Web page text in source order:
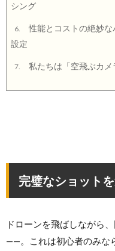
シング
6.
性能とコストの絶妙
設定
7. 私たちは「空飛ぶカ
完璧なショット
ドローンを飛ばしながら
——。これは初心者のみな